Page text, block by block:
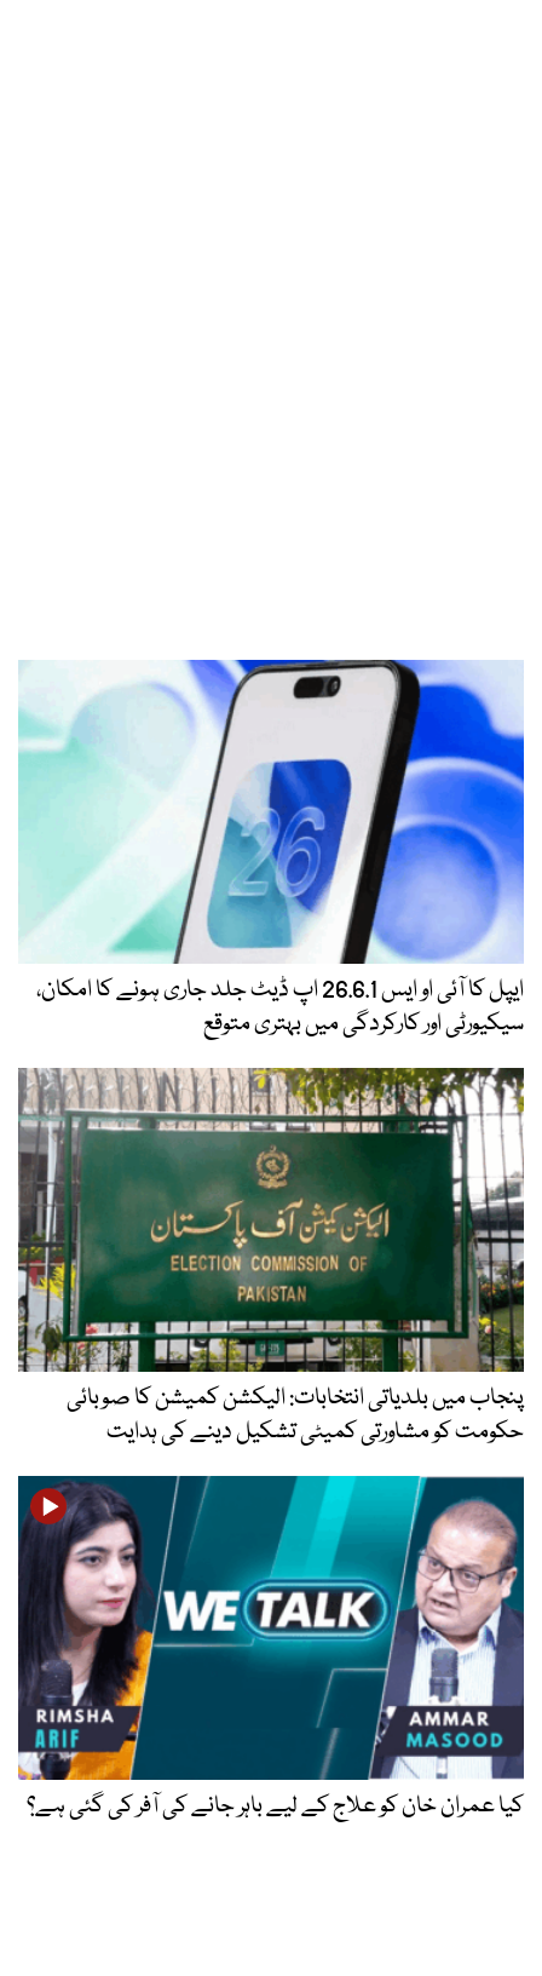
ایپل کا آئی او ایس 26.6.1 اپ ڈیٹ جلد جاری ہونے کا امکان،
سیکیورٹی اور کارکردگی میں بہتری متوقع
پنجاب میں بلدیاتی انتخابات: الیکشن کمیشن کا صوبائی
حکومت کو مشاورتی کمیٹی تشکیل دینے کی ہدایت
کیا عمران خان کو علاج کے لیے باہر جانے کی آفر کی گئی ہے؟